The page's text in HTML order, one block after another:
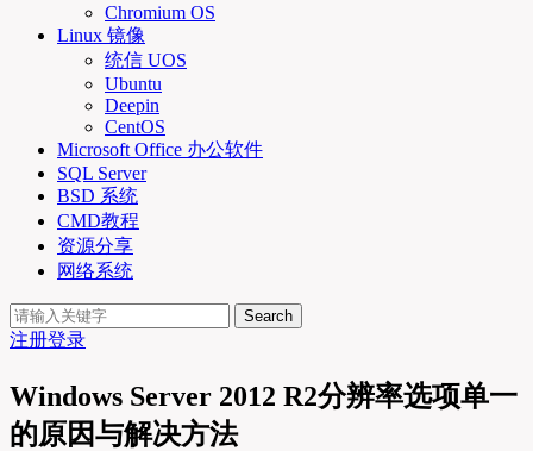
Chromium OS
Linux 镜像
统信 UOS
Ubuntu
Deepin
CentOS
Microsoft Office 办公软件
SQL Server
BSD 系统
CMD教程
资源分享
网络系统
Search
注册登录
Windows Server 2012 R2分辨率选项单一
的原因与解决方法